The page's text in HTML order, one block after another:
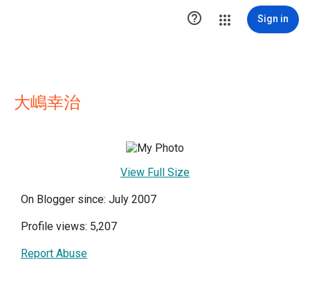
 Sign in
大嶋幸治
View Full Size
On Blogger since: July 2007
Profile views: 5,207
Report Abuse